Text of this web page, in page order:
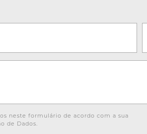
neste formulário de acordo com a sua
de Dados.